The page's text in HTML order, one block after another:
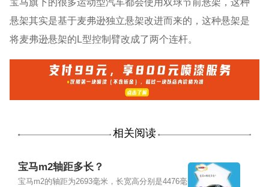
悬架其实是基于麦弗逊独立悬架改进而来的，这种悬架是
将麦弗逊悬架的L型控制臂改成了两个连杆。
相关阅读
宝马m2轴距多长？
宝马m2的轴距为2693毫米，长宽高分别是4476毫